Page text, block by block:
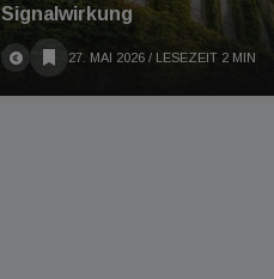
Signalwirkung
27. MAI 2026 / LESEZEIT 2 MIN